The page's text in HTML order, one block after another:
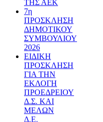
ΤΗΣ ΑΕΚ
7η
ΠΡΟΣΚΛΗΣΗ
ΔΗΜΟΤΙΚΟΥ
ΣΥΜΒΟΥΛΙΟΥ
2026
ΕΙΔΙΚΗ
ΠΡΟΣΚΛΗΣΗ
ΓΙΑ ΤΗΝ
ΕΚΛΟΓΗ
ΠΡΟΕΔΡΕΙΟΥ
Δ.Σ. ΚΑΙ
ΜΕΛΩΝ
Δ.Ε.